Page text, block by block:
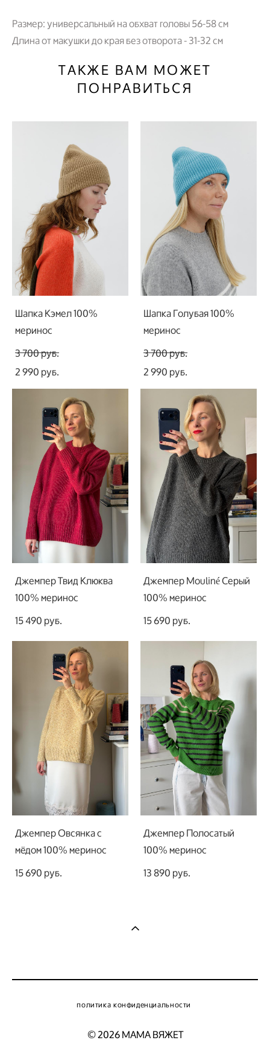
Размер: универсальный на обхват головы 56-58 см
Длина от макушки до края без отворота - 31-32 см
ТАКЖЕ ВАМ МОЖЕТ
ПОНРАВИТЬСЯ
Шапка Кэмел 100%
меринос
3 700 pуб.
2 990 pуб.
Шапка Голубая 100%
меринос
3 700 pуб.
2 990 pуб.
Джемпер Твид Клюква
100% меринос
15 490 pуб.
Джемпер Mouliné Серый
100% меринос
15 690 pуб.
Джемпер Овсянка с
мёдом 100% меринос
15 690 pуб.
Джемпер Полосатый
100% меринос
13 890 pуб.
политика конфиденциальности
© 2026 МАМА ВЯЖЕТ